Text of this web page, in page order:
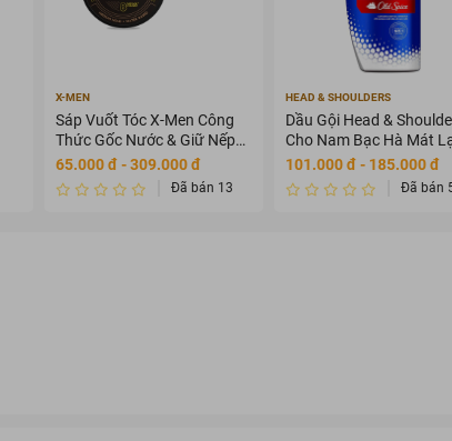
X-MEN
Sáp Vuốt Tóc X-Men Công
Thức Gốc Nước & Giữ Nếp
8H 70g
65.000 đ - 309.000 đ
Đã bán 13
HEAD & SHOULDERS
Dầu Gội Head &
Cho Nam Bạc Hà Mát
650ml
101.000 đ - 185.000 đ
Đã bán